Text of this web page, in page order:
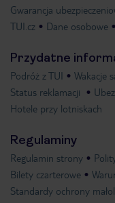
Gwarancja
TUI.cz
Dane osobowe
Przydatne
Podróż z TUI Wakacje
Status reklamacji
Hotele przy lotniskach
Regulaminy
Regulamin strony
Bilety czarterowe
Standardy ochrony